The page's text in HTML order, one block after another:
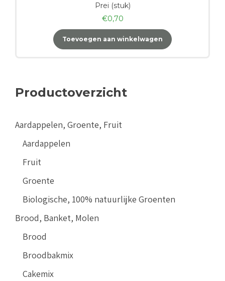
Prei (stuk)
€0,70
Toevoegen aan winkelwagen
Productoverzicht
Aardappelen, Groente, Fruit
Aardappelen
Fruit
Groente
Biologische, 100% natuurlijke Groenten
Brood, Banket, Molen
Brood
Broodbakmix
Cakemix